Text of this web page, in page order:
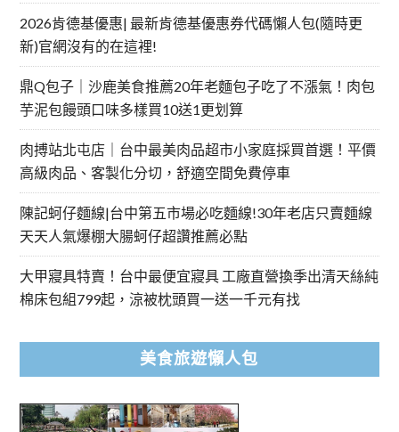
2026肯德基優惠| 最新肯德基優惠券代碼懶人包(隨時更
新)官網沒有的在這裡!
鼎Q包子｜沙鹿美食推薦20年老麵包子吃了不漲氣！肉包
芋泥包饅頭口味多樣買10送1更划算
肉搏站北屯店｜台中最美肉品超市小家庭採買首選！平價
高級肉品、客製化分切，舒適空間免費停車
陳記蚵仔麵線|台中第五市場必吃麵線!30年老店只賣麵線
天天人氣爆棚大腸蚵仔超讚推薦必點
大甲寢具特賣！台中最便宜寢具 工廠直營換季出清天絲純
棉床包組799起，涼被枕頭買一送一千元有找
美食旅遊懶人包